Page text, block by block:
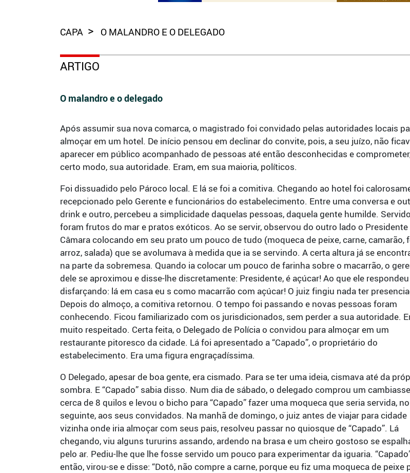
CAPA O MALANDRO E O DELEGADO
ARTIGO
O malandro e o delegado
Após assumir sua nova comarca, o magistrado foi convidado pelas autoridades locais
almoçar em um hotel. De início pensou em declinar do convite, pois, a seu juízo, não
aparecer em público acompanhado de pessoas até então desconhecidas e
certo modo, sua autoridade. Eram, em sua maioria, políticos.
Foi dissuadido pelo Pároco local. E lá se foi a comitiva. Chegando ao hotel foi
recepcionado pelo Gerente e funcionários do estabelecimento. Entre uma conversa e
drink e outro, percebeu a simplicidade daquelas pessoas, daquela gente humilde.
foram frutos do mar e pratos exóticos. Ao se servir, observou do outro lado o Presidente
Câmara colocando em seu prato um pouco de tudo (moqueca de peixe, carne, camarão,
arroz, salada) que se avolumava à medida que ia se servindo. A certa altura já se
na parte da sobremesa. Quando ia colocar um pouco de farinha sobre o macarrão, o
dele se aproximou e disse-lhe discretamente: Presidente, é açúcar! Ao que ele respondeu
disfarçando: lá em casa eu s como macarrão com açúcar! O juiz fingiu nada ter
Depois do almoço, a comitiva retornou. O tempo foi passando e novas pessoas foram
conhecendo. Ficou familiarizado com os jurisdicionados, sem perder a sua autoridade.
muito respeitado. Certa feita, o Delegado de Polícia o convidou para almoçar em um
restaurante pitoresco da cidade. Lá foi apresentado a “Capado”, o proprietário do
estabelecimento. Era uma figura engraçadíssima.
O Delegado, apesar de boa gente, era cismado. Para se ter uma ideia, cismava até da
sombra. E “Capado” sabia disso. Num dia de sábado, o delegado comprou um
cerca de 8 quilos e levou o bicho para “Capado” fazer uma moqueca que seria servida,
seguinte, aos seus convidados. Na manhã de domingo, o juiz antes de viajar para cidade
vizinha onde iria almoçar com seus pais, resolveu passar no quiosque de “Capado”. Lá
chegando, viu alguns tururins assando, ardendo na brasa e um cheiro gostoso se
pelo ar. Pediu-lhe que lhe fosse servido um pouco para experimentar da iguaria.
então, virou-se e disse: “Dotô, não compre a carne, porque eu fiz uma moqueca de peixe